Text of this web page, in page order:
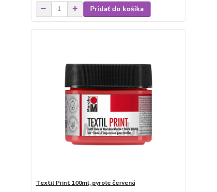
Pridať do košíka
Textil Print 100ml, pyrole červená